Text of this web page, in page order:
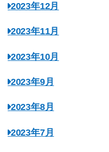
2023年12月
2023年11月
2023年10月
2023年9月
2023年8月
2023年7月